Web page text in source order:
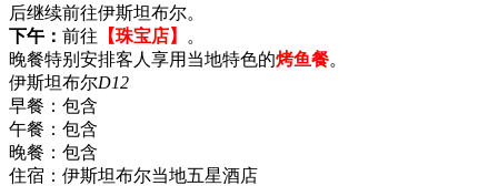
后继续前往伊斯坦布尔。
下午： 前往 【珠宝店】
。
晚餐特别安排客人享用当地特色的烤鱼餐。
伊斯坦布尔D12
早餐： 包含
午餐： 包含
晚餐： 包含
住宿： 伊斯坦布尔当地五星酒店